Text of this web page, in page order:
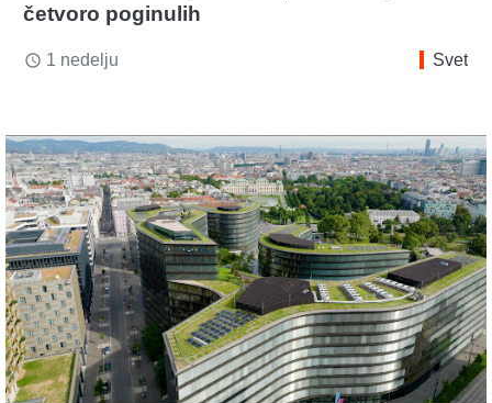
četvoro poginulih
access_time 1 nedelju Svet